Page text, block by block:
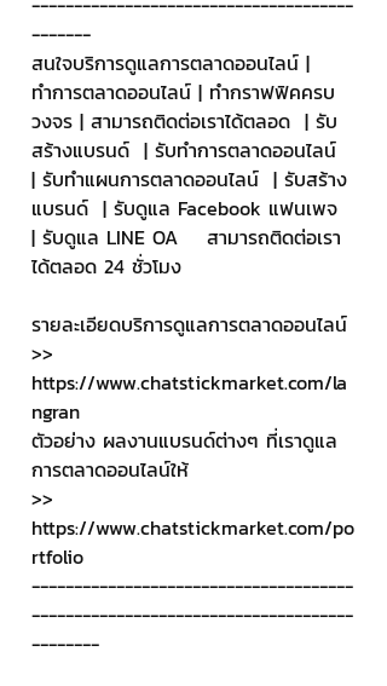
-------
สนใจบริการดูแลการตลาดออนไลน์ |
ทำการตลาดออนไลน์ | ทำกราฟฟิคครบ
วงจร | สามารถติดต่อเราได้ตลอด  | รับ
สร้างแบรนด์  | รับทำการตลาดออนไลน์
| รับทำแผนการตลาดออนไลน์  | รับสร้าง
แบรนด์  | รับดูแล Facebook แฟนเพจ
| รับดูแล LINE OA    สามารถติดต่อเรา
ได้ตลอด 24 ชั่วโมง
รายละเอียดบริการดูแลการตลาดออนไลน์
>>
https://www.chatstickmarket.com/la
ngran
ตัวอย่าง ผลงานแบรนด์ต่างๆ ที่เราดูแล
การตลาดออนไลน์ให้
>>
https://www.chatstickmarket.com/po
rtfolio
--------------------------------------
--------------------------------------
--------